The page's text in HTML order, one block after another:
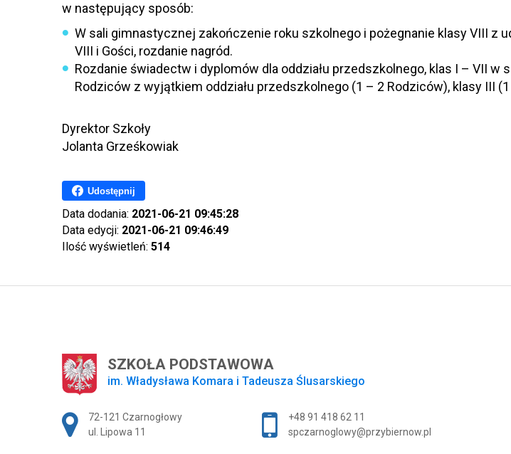
w następujący sposób:
W sali gimnastycznej zakończenie roku szkolnego i pożegnanie klasy VIII z
VIII i Gości, rozdanie nagród.
Rozdanie świadectw i dyplomów dla oddziału przedszkolnego, klas I – VII w
Rodziców z wyjątkiem oddziału przedszkolnego (1 – 2 Rodziców), klasy III
Dyrektor Szkoły
Jolanta Grześkowiak
Udostępnij
Data dodania: 2021-06-21 09:45:28
Data edycji: 2021-06-21 09:46:49
Ilość wyświetleń: 514
SZKOŁA PODSTAWOWA
im. Władysława Komara i Tadeusza Ślusarskiego
Adres pocztowy:
72-121 Czarnogłowy
ul. Lipowa 11
+48 91 418 62 11
spczarnoglowy@przybiernow.pl